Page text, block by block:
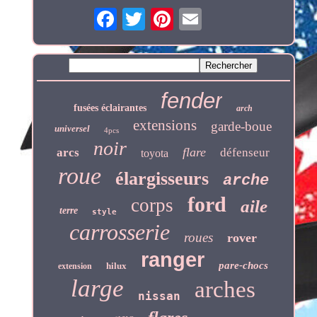
fusées éclairantes fender arch
universel 4pcs extensions garde-boue
arcs noir toyota flare défenseur
roue élargisseurs arche
terre style corps ford aile
carrosserie roues rover
extension hilux ranger pare-chocs
large nissan arches